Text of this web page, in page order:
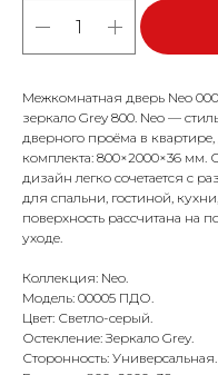
Межкомнатная дверь Neo
зеркало Grey 800. Neo —
дверного проёма в
комплекта: 800×2000×36 мм.
дизайн легко сочетается с
для спальни, гостиной,
поверхность рассчитана на
уходе.
Коллекция: Neo.
Модель: 00005 ПДО.
Цвет: Светло-серый.
Остекление: Зеркало Grey.
Сторонность: Универсальная.